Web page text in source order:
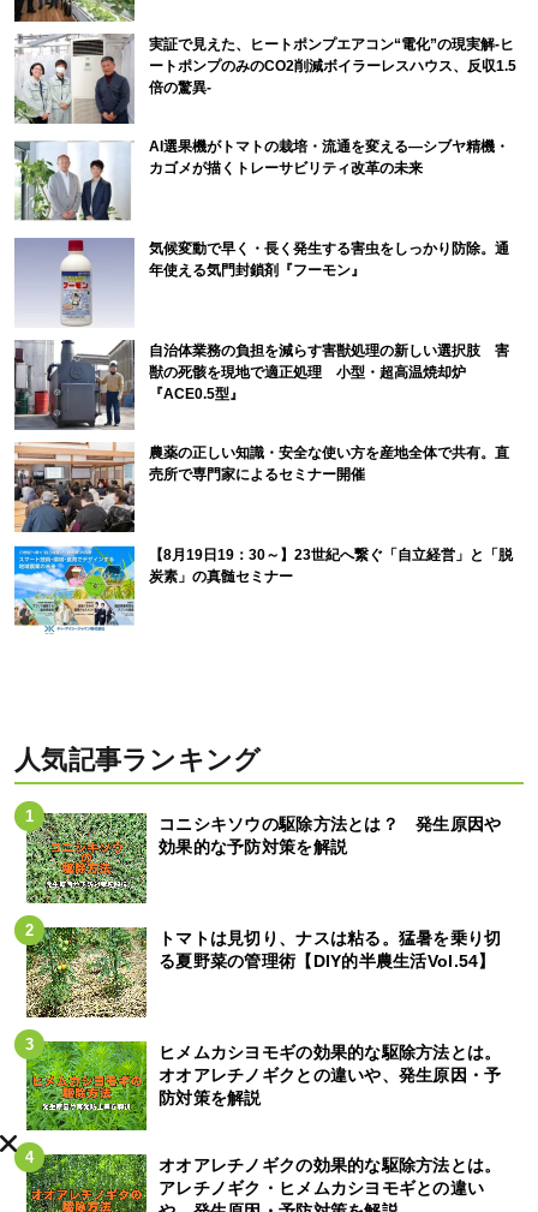
実証で見えた、ヒートポンプエアコン“電化”の現実解-ヒ
ートポンプのみのCO2削減ボイラーレスハウス、反収1.5
倍の驚異-
AI選果機がトマトの栽培・流通を変える―シブヤ精機・
カゴメが描くトレーサビリティ改革の未来
気候変動で早く・長く発生する害虫をしっかり防除。通
年使える気門封鎖剤『フーモン』
自治体業務の負担を減らす害獣処理の新しい選択肢 害
獣の死骸を現地で適正処理 小型・超高温焼却炉
『ACE0.5型』
農薬の正しい知識・安全な使い方を産地全体で共有。直
売所で専門家によるセミナー開催
【8月19日19：30～】23世紀へ繋ぐ「自立経営」と「脱
炭素」の真髄セミナー
人気記事ランキング
コニシキソウの駆除方法とは？ 発生原因や
効果的な予防対策を解説
トマトは見切り、ナスは粘る。猛暑を乗り切
る夏野菜の管理術【DIY的半農生活Vol.54】
ヒメムカシヨモギの効果的な駆除方法とは。
オオアレチノギクとの違いや、発生原因・予
防対策を解説
オオアレチノギクの効果的な駆除方法とは。
アレチノギク・ヒメムカシヨモギとの違い